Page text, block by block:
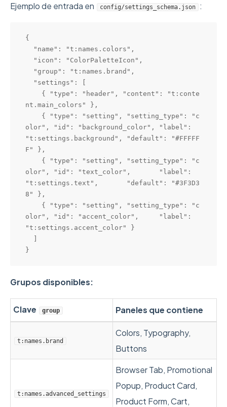
Ejemplo de entrada en config/settings_schema.json :
{
nt.main_colors" },
olor", "id": "background_color", "label":
"t:settings.background", "default": "#FFFFF
F" },
olor", "id": "text_color",       "label":
"t:settings.text",       "default": "#3F3D3
8" },
olor", "id": "accent_color",     "label":
"t:settings.accent_color" }
Grupos disponibles:
Clave group Paneles que contiene
t:names.brand
Colors, Typography,
Buttons
t:names.advanced_settings
Browser Tab, Promotional
Popup, Product Card,
Product Form, Cart,